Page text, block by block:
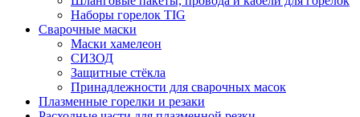
Наборы горелок TIG
Сварочные маски
Маски хамелеон
СИЗОД
Защитные стёкла
Принадлежности для сварочных масок
Плазменные горелки и резаки